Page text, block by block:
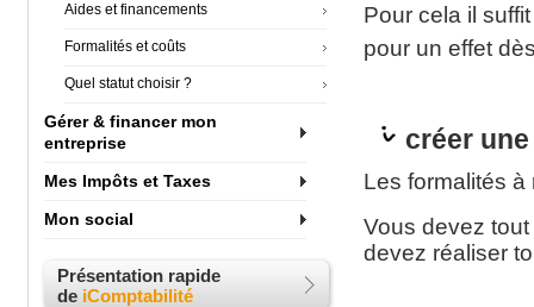
Aides et financements
Formalités et coûts
Quel statut choisir ?
Gérer & financer mon
entreprise
Mes Impôts et Taxes
Mon social
Présentation rapide
de iComptabilité
Pour cela il
pour un effet
créer
Les formalités
Vous devez tout
devez réaliser